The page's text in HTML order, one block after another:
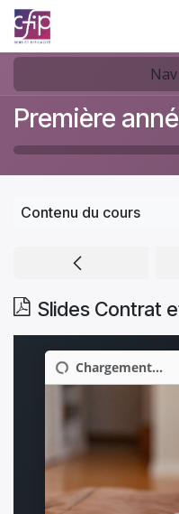
Se rendre au contenu
Nav
Contenu du cours
Slides Contrat